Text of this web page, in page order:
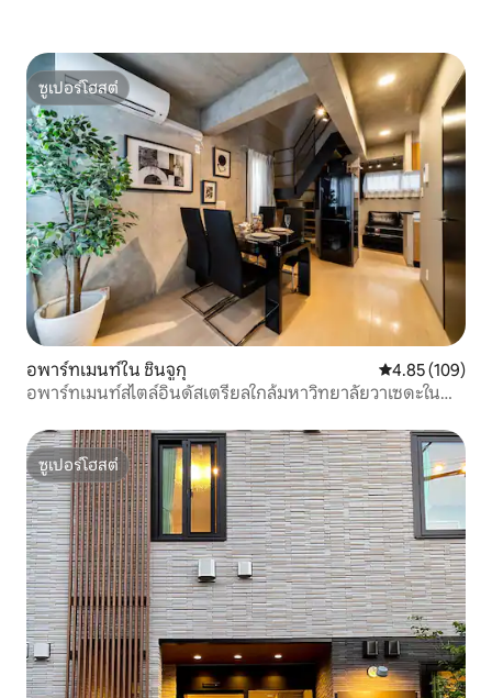
ซูเปอร์โฮสต์
ซูเปอร์โฮสต์
อพาร์ทเมนท์ใน ชินจูกุ คะแนนเฉลี่ย
4.85 (109)
อพาร์ทเมนท์สไตล์อินดัสเตรียลใกล้มหาวิทยาลัยวาเซดะใน
ห้องนอน 2 ชั้น * ห้อง 402
ซูเปอร์โฮสต์
ซูเปอร์โฮสต์